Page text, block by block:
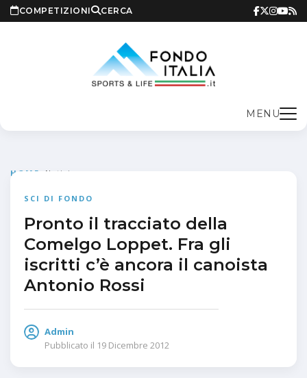
COMPETIZIONI CERCA
MENU
HOME Notizie
SCI DI FONDO
Pronto il tracciato della
Comelgo Loppet. Fra gli
iscritti c’è ancora il canoista
Antonio Rossi
Admin
Pubblicato il 19 Dicembre 2012